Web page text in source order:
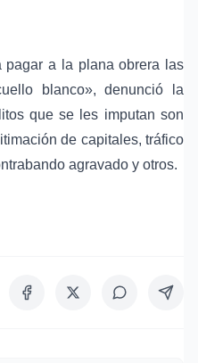
pagar a la plana obrera las
blanco», denunció la
que se les imputan son
de capitales, tráfico
agravado y otros.